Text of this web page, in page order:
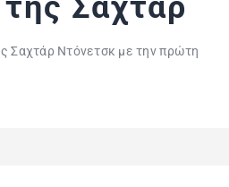
Σαχτάρ Ντόνετσκ με την πρώτη